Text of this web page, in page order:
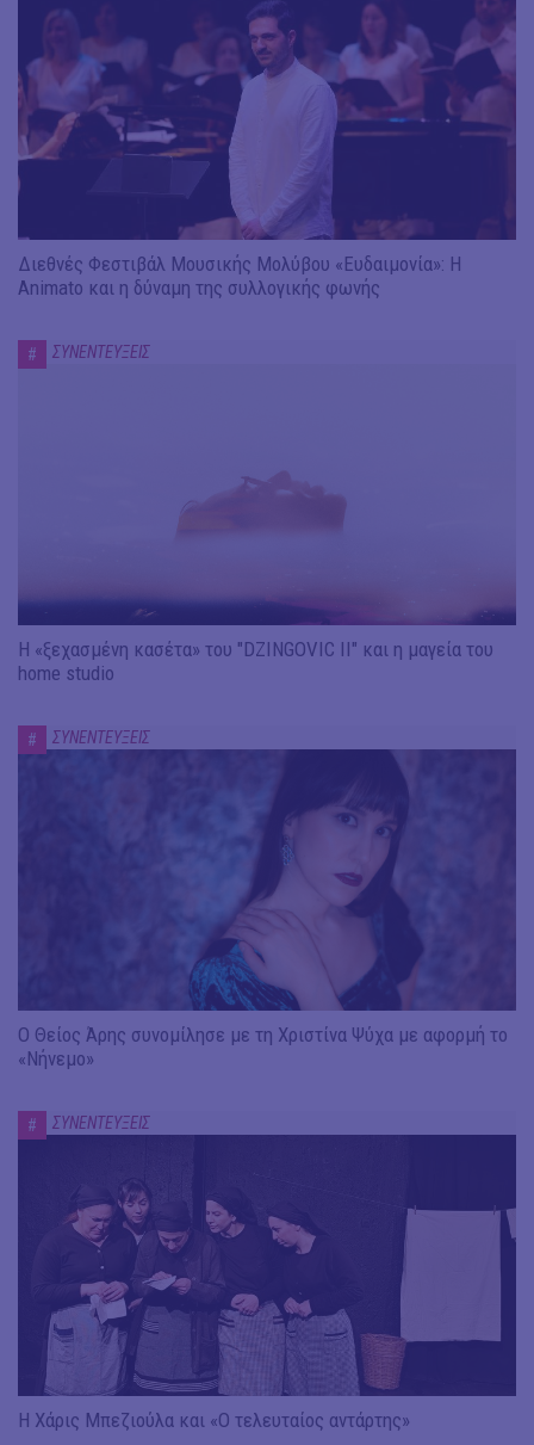
Διεθνές Φεστιβάλ Μουσικής Μολύβου «Ευδαιμονία»: Η
Animato και η δύναμη της συλλογικής φωνής
# ΣΥΝΕΝΤΕΥΞΕΙΣ
Η «ξεχασμένη κασέτα» του "DZINGOVIC II" και η μαγεία του
home studio
# ΣΥΝΕΝΤΕΥΞΕΙΣ
Ο Θείος Άρης συνομίλησε με τη Χριστίνα Ψύχα με αφορμή το
«Νήνεμο»
# ΣΥΝΕΝΤΕΥΞΕΙΣ
Η Χάρις Μπεζιούλα και «Ο τελευταίος αντάρτης»